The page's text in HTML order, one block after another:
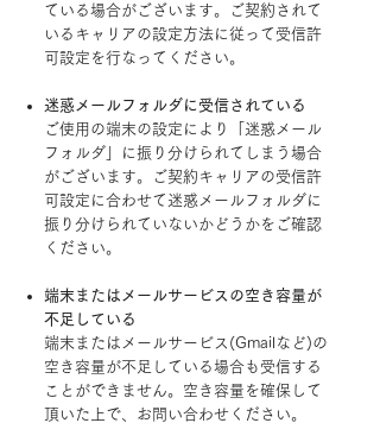
ている場合がございます。ご契約されて
いるキャリアの設定方法に従って受信許
可設定を行なってください。
迷惑メールフォルダに受信されている
ご使用の端末の設定により「迷惑メール
フォルダ」に振り分けられてしまう場合
がございます。ご契約キャリアの受信許
可設定に合わせて迷惑メールフォルダに
振り分けられていないかどうかをご確認
ください。
端末またはメールサービスの空き容量が
不足している
端末またはメールサービス(Gmailなど)の
空き容量が不足している場合も受信する
ことができません。空き容量を確保して
頂いた上で、お問い合わせください。